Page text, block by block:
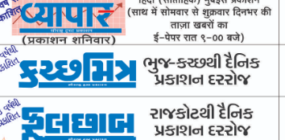
Sat, 2026
ધર્મેન્દ્ર જાડેજાનો સૌરાષ્ટ્ર ટીમ છોડવાનો
Sat, 2026